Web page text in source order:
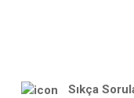
Sıkça